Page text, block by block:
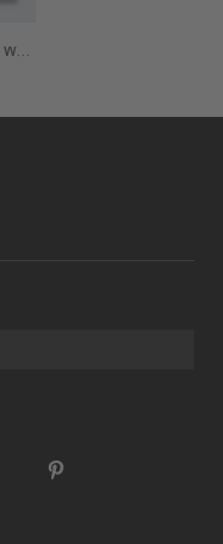
POSTER FASHION WEEK